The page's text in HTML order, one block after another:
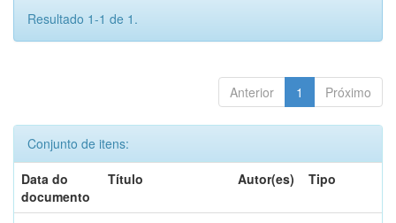
Resultado 1-1 de 1.
Anterior 1 Próximo
Conjunto de itens:
Data do
documento
Título Autor(es) Tipo